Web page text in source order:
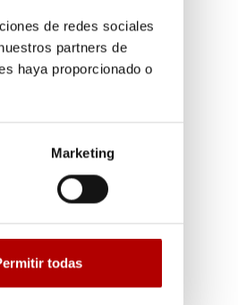
de redes sociales
partners de
haya proporcionado o
Marketing
todas